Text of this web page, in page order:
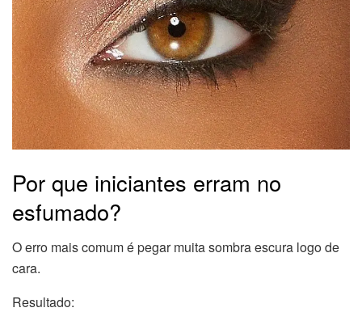
Por que iniciantes erram no
esfumado?
O erro mais comum é pegar muita sombra escura logo de
cara.
Resultado: